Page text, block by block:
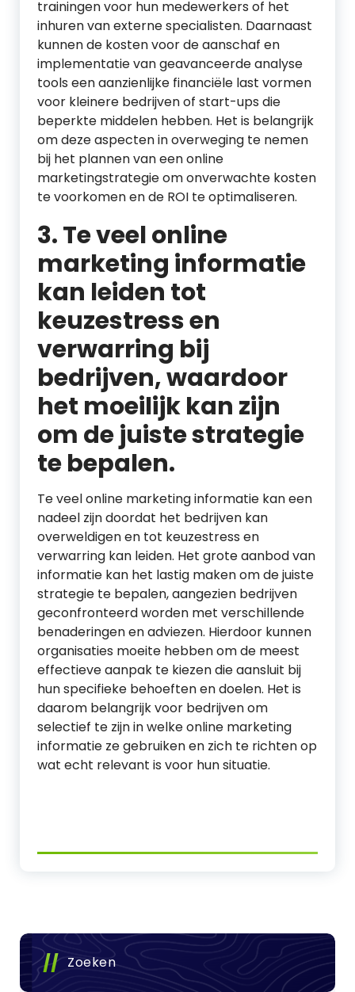
trainingen voor hun medewerkers of het
inhuren van externe specialisten. Daarnaast
kunnen de kosten voor de aanschaf en
implementatie van geavanceerde analyse
tools een aanzienlijke financiële last vormen
voor kleinere bedrijven of start-ups die
beperkte middelen hebben. Het is belangrijk
om deze aspecten in overweging te nemen
bij het plannen van een online
marketingstrategie om onverwachte kosten
te voorkomen en de ROI te optimaliseren.
3. Te veel online
marketing informatie
kan leiden tot
keuzestress en
verwarring bij
bedrijven, waardoor
het moeilijk kan zijn
om de juiste strategie
te bepalen.
Te veel online marketing informatie kan een
nadeel zijn doordat het bedrijven kan
overweldigen en tot keuzestress en
verwarring kan leiden. Het grote aanbod van
informatie kan het lastig maken om de juiste
strategie te bepalen, aangezien bedrijven
geconfronteerd worden met verschillende
benaderingen en adviezen. Hierdoor kunnen
organisaties moeite hebben om de meest
effectieve aanpak te kiezen die aansluit bij
hun specifieke behoeften en doelen. Het is
daarom belangrijk voor bedrijven om
selectief te zijn in welke online marketing
informatie ze gebruiken en zich te richten op
wat echt relevant is voor hun situatie.
Zoeken